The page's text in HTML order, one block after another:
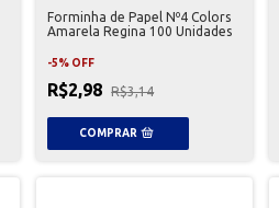
Forminha de Papel Nº4 Colors
Amarela Regina 100 Unidades
-5% OFF
R$2,98 R$3,14